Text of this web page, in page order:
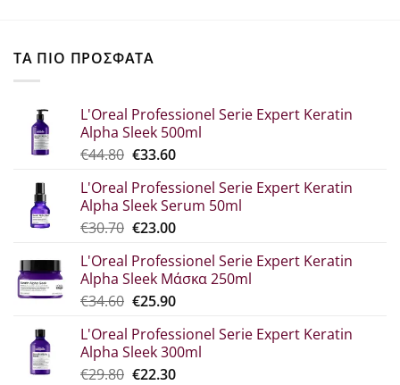
ΤΑ ΠΙΟ ΠΡΟΣΦΑΤΑ
L'Oreal Professionel Serie Expert Keratin
Alpha Sleek 500ml
€44.80 Original
was:
€44.80.
€33.60Η
τιμή
είναι:
€33.60.
L'Oreal Professionel Serie Expert Keratin
Alpha Sleek Serum 50ml
€30.70 Original
was:
€30.70.
€23.00Η
τιμή
είναι:
€23.00.
L'Oreal Professionel Serie Expert Keratin
Alpha Sleek Μάσκα 250ml
€34.60 Original
was:
€34.60.
€25.90Η
τιμή
είναι:
€25.90.
L'Oreal Professionel Serie Expert Keratin
Alpha Sleek 300ml
€29.80 Original
€22.30Η